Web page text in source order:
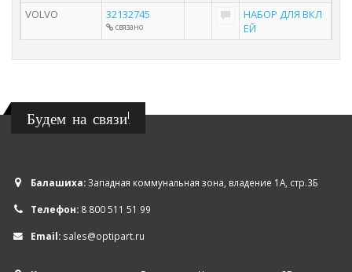
VOLVO
32132745
связано
НАБОР ДЛЯ ВКЛ
ЕЙ
Будем на связи!
Балашиха:Западная коммунальная зона, владение 1А, стр.3Б
Телефон: 8 800 511 51 99
Email: sales@optipart.ru